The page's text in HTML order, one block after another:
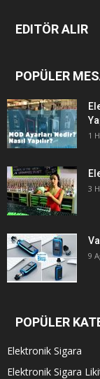
EDITÖR ALIR
POPÜLER
1
3
9
POPÜLER
Elektronik Sigara
Elektronik Sigara